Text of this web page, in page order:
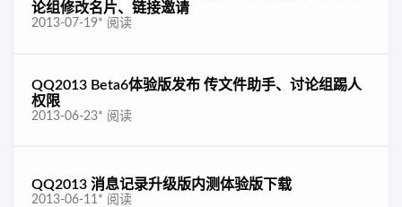
论组修改名片、链接邀请
2013-07-19* 阅读
QQ2013 Beta6体验版发布 传文件助手、讨论组踢人
权限
2013-06-23* 阅读
QQ2013 消息记录升级版内测体验版下载
2013-06-11* 阅读